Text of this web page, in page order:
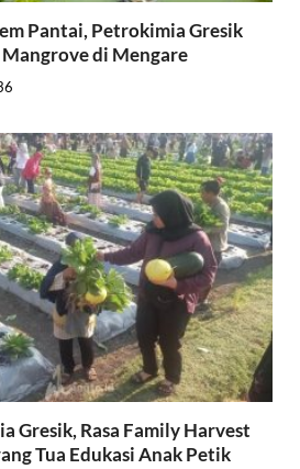
Pantai, Petrokimia Gresik
di Mengare
Gresik, Rasa Family Harvest
Tua Edukasi Anak Petik